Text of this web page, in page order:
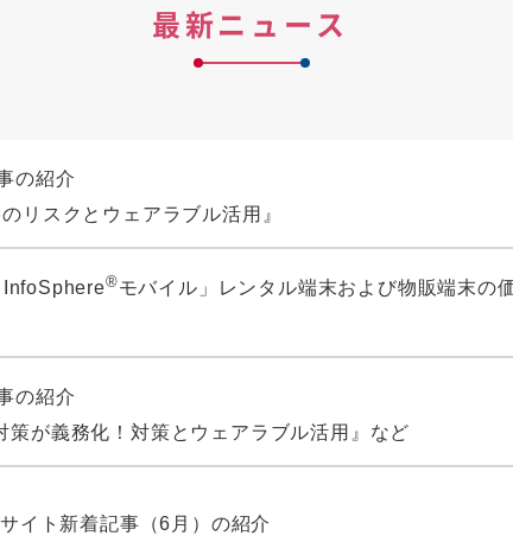
最新ニュース
の紹介
リスクとウェアラブル活用』
InfoSphere®モバイル」レンタル端末および物販端末の
の紹介
策が義務化！対策とウェアラブル活用』など
イト新着記事（6月）の紹介